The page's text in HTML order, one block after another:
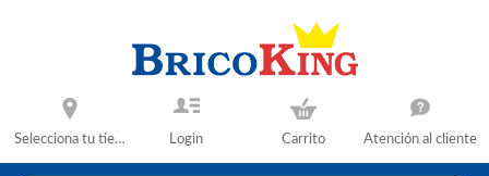
Selecciona tu tienda Login Carrito Atención al cliente